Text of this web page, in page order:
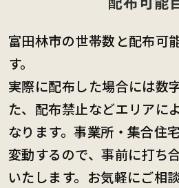
富田林市の世帯数と配布可
す。
実際に配布した場合には数
た、配布禁止などエリアに
なります。事業所・集合住
変動するので、事前に打ち
いたします。お気軽にご相